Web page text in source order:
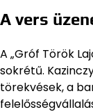
A vers
A „Gróf Török
sokrétű.
törekvések, a